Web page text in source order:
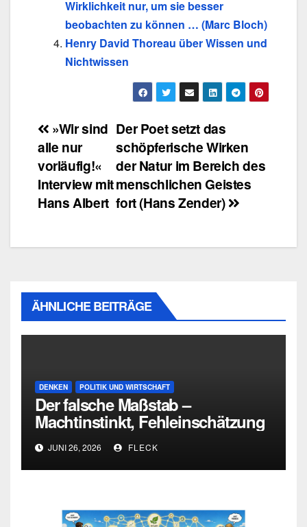
Wirklichkeit nur, um sie besser
beobachten zu können … (Marc Bloch)
Henry David Thoreau über Wissen und
Nichtwissen
Beitragsnavigation
Der Poet setzt das
schöpferische Wirken
der Natur im Bereich des
menschlichen Geistes
fort (Hans Zender)
»Wir sind
alle nur
vorläufig!«
Interview mit
Hans Albert
ÄHNLICHE BEITRÄGE
DENKEN POLITIK UND WIRTSCHAFT
Der falsche Maßstab –
Machtinstinkt, Fehleinschätzung
und die Grenzen intellektueller
Urteilskraft
JUNI 26, 2026 FLECK